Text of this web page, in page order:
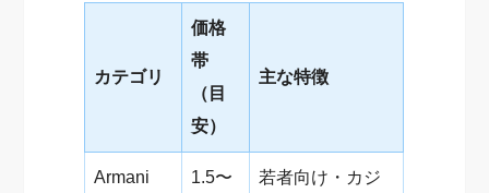
カテゴリ
価格
帯
（目
安）
主な特徴
Armani
1.5〜
若者向け・カジ